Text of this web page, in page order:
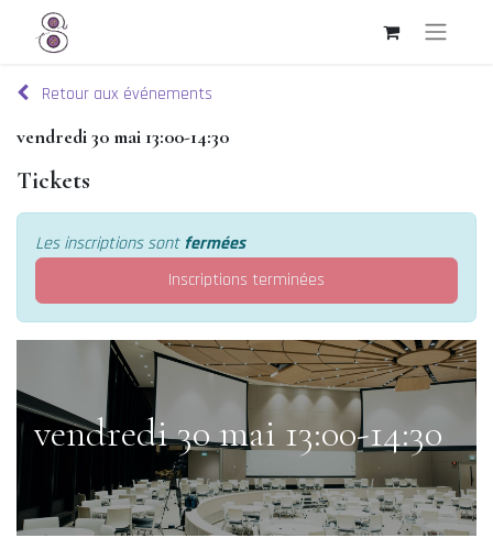
Retour aux événements
vendredi 30 mai 13:00-14:30
Tickets
Les inscriptions sontfermées
Inscriptions terminées
vendredi 30 mai 13:00-14:30